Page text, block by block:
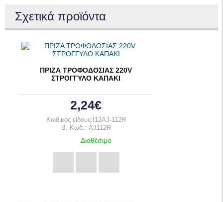
Σχετικά προϊόντα
ΠΡΙΖΑ ΤΡΟΦΟΔΟΣΙΑΣ 220V
ΣΤΡΟΓΓΥΛΟ ΚΑΠΑΚΙ
2,24€
Κωδικός είδους:I12AJ-112R
B. Κωδ.: AJ112R
Διαθέσιμο